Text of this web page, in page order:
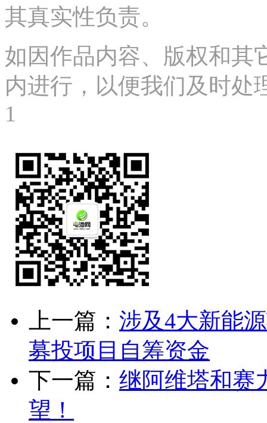
其真实性负责。
如因作品内容、版权和其
内进行，以便我们及时处
1
上一篇： 涉及4大新能
募投项目自筹资金
下一篇： 继阿维塔和赛
望！